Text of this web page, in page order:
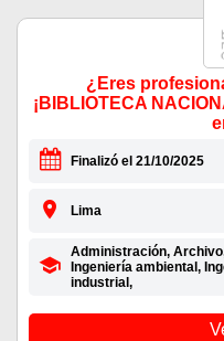
¿Eres
¡BIBLIOTECA
Finalizó el 21/10/2025
Lima
Administración,
Ingeniería ambiental,
industrial,